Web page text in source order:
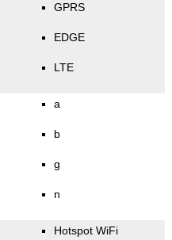
GPRS
EDGE
LTE
a
b
g
n
Hotspot WiFi